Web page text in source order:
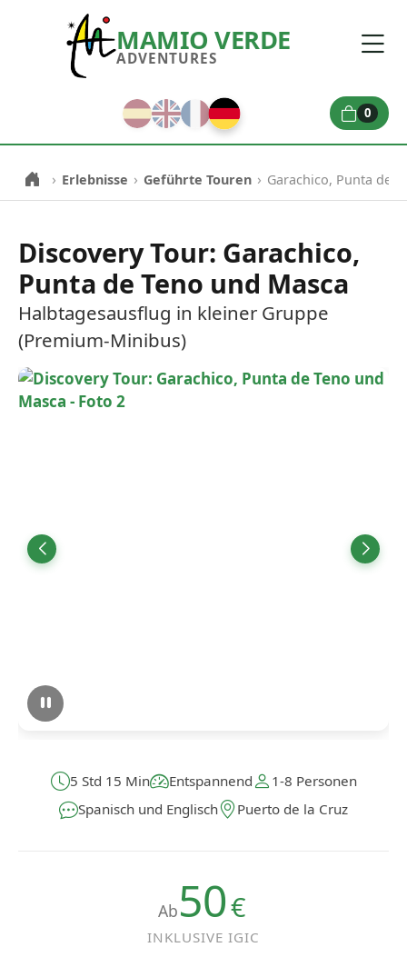
MAMIO VERDE
ADVENTURES
0
› Erlebnisse › Geführte Touren › Garachico, Punta de
Discovery Tour: Garachico,
Punta de Teno und Masca
Halbtagesausflug in kleiner Gruppe
(Premium-Minibus)
5 Std 15 Min Entspannend
1-8 Personen
Spanisch und Englisch
Puerto de la Cruz
Ab50€
INKLUSIVE IGIC